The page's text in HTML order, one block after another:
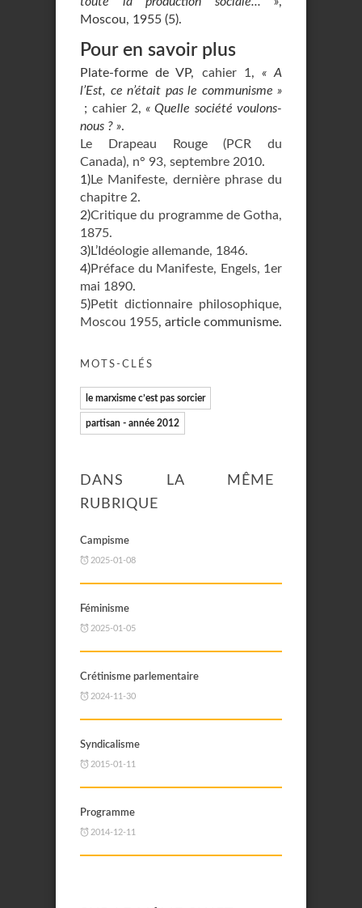
Moscou, 1955 (5).
Pour en savoir plus
Plate-forme de VP, cahier 1 , « A
l’Est, ce n’était pas le communisme »
; cahier 2,« Quelle société voulons-
nous ? ».
Le Drapeau Rouge (PCR du
Canada), n° 93, septembre 2010.
1)Le Manifeste, dernière phrase du
chapitre 2.
2)Critique du programme de Gotha,
1875.
3)L’Idéologie allemande, 1846.
4)Préface du Manifeste, Engels, 1er
mai 1890.
5)Petit dictionnaire philosophique,
Moscou 1955, article communisme.
MOTS-CLÉS
le marxisme c’est pas sorcier
partisan - année 2012
DANS LA MÊME
RUBRIQUE
Campisme
2025-01-08
Féminisme
2025-01-05
Crétinisme parlementaire
2024-11-30
Syndicalisme
2015-01-11
Programme
2014-12-11